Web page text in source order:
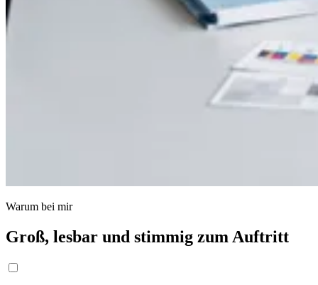
Warum bei mir
Groß, lesbar und stimmig zum Auftritt